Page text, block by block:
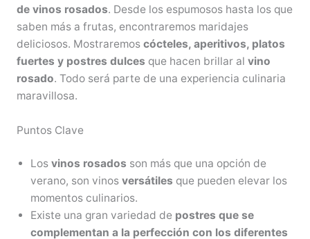
de vinos rosados. Desde los espumosos hasta los que
saben más a frutas, encontraremos maridajes
deliciosos. Mostraremos cócteles, aperitivos, platos
fuertes y postres dulces que hacen brillar al vino
rosado. Todo será parte de una experiencia culinaria
maravillosa.
Puntos Clave
Los vinos rosados son más que una opción de
verano, son vinos versátiles que pueden elevar los
momentos culinarios.
Existe una gran variedad de postres que se
complementan a la perfección con los diferentes